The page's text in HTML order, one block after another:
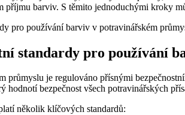
příjmu barviv. S těmito jednoduchými kroky
standardy pro používání
průmyslu je regulováno přísnými
hodnotí bezpečnost všech potravinářských
několik klíčových standardů: